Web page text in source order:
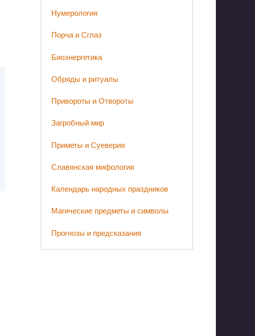
Нумерология
Порча и Сглаз
Биоэнергетика
Обряды и ритуалы
Привороты и Отвороты
Загробный мир
Приметы и Суеверия
Славянская мифология
Календарь народных праздников
Магические предметы и символы
Прогнозы и предсказания